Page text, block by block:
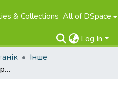
& Collections All of DSpace
Log In
Інше
Перелік допоміжних продуктів для використання в органічному виробництві з врахуванням вимог стандарту міжнародних акредитованих органів сертифікації з органічного виробництва та переробки, що є еквівалентним регламентам ЄС №834/2007 та №889/2008